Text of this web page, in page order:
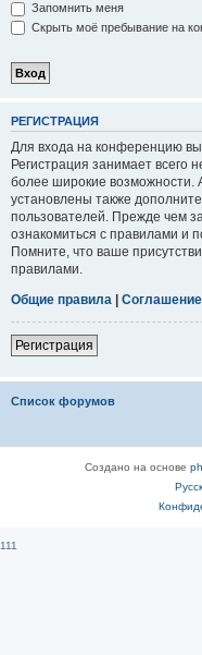
Запомнить меня
Скрыть моё пребывание на
РЕГИСТРАЦИЯ
Для входа на конференцию
Регистрация занимает всего
более широкие возможности.
установлены также
пользователей. Прежде чем
ознакомиться с правилами и
Помните, что ваше
правилами.
Общие правила |
Регистрация
Список форумов
Создано на основе
111